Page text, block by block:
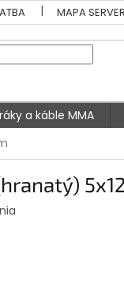
MAPA
a káble MMA